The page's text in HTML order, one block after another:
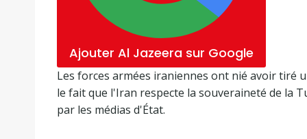
Ajouter Al Jazeera sur Google
Les forces armées iraniennes ont nié avoir tiré
le fait que l'Iran respecte la souveraineté de la
par les médias d'État.